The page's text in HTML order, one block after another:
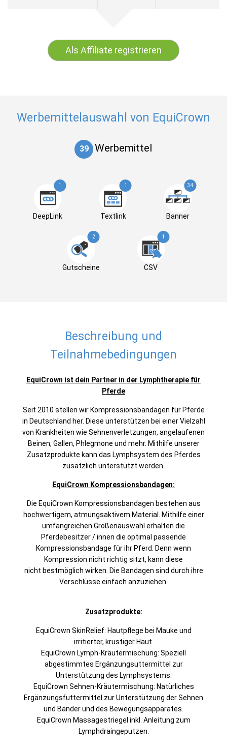
Als Affiliate registrieren
Werbemittelauswahl von EquiCrown
39 Werbemittel
1
DeepLink
1
Textlink
34
Banner
2
Gutscheine
1
CSV
Beschreibung und
Teilnahmebedingungen
EquiCrown ist dein Partner in der Lymphtherapie für
Pferde
Seit 2010 stellen wir Kompressionsbandagen für Pferde
in Deutschland her. Diese unterstützen bei einer Vielzahl
von Krankheiten wie Sehnenverletzungen, angelaufenen
Beinen, Gallen, Phlegmone und mehr. Mithilfe unserer
Zusatzprodukte kann das Lymphsystem des Pferdes
zusätzlich unterstützt werden.
EquiCrown Kompressionsbandagen:
Die EquiCrown Kompressionsbandagen bestehen aus
hochwertigem, atmungsaktivem Material. Mithilfe einer
umfangreichen Größenauswahl erhalten die
Pferdebesitzer / innen die optimal passende
Kompressionsbandage für ihr Pferd. Denn wenn
Kompression nicht richtig sitzt, kann diese
nicht bestmöglich wirken. Die Bandagen sind durch ihre
Verschlüsse einfach anzuziehen.
Zusatzprodukte:
EquiCrown SkinRelief: Hautpflege bei Mauke und
irritierter, krustiger Haut.
EquiCrown Lymph-Kräutermischung: Speziell
abgestimmtes Ergänzungsuttermittel zur
Unterstützung des Lymphsystems.
EquiCrown Sehnen-Kräutermischung: Natürliches
Ergänzungsfuttermittel zur Unterstützung der Sehnen
und Bänder und des Bewegungsapparates.
EquiCrown Massagestriegel inkl. Anleitung zum
Lymphdraingeputzen.